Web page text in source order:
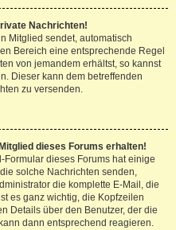
Nachrichten!
Mitglied sendet, automatisch
Bereich eine entsprechende Regel
von jemandem erhältst, so kannst
Dieser kann dem betreffenden
zu versenden.
dieses Forums erhalten!
Formular dieses Forums hat einige
solche Nachrichten senden,
die komplette E-Mail, die
es ganz wichtig, die Kopfzeilen
Details über den Benutzer, der die
dann entsprechend reagieren.